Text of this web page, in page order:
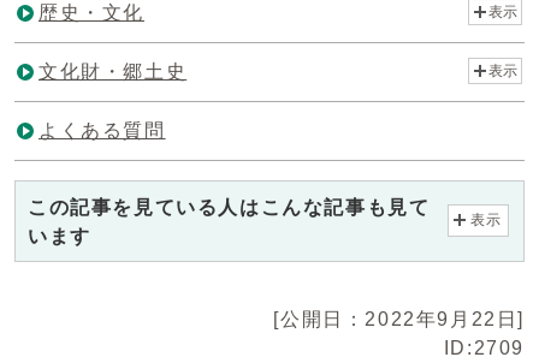
歴史・文化 表示
文化財・郷土史 表示
よくある質問
この記事を見ている人はこんな記事も見て
います
表示
[公開日：2022年9月22日]
ID:2709